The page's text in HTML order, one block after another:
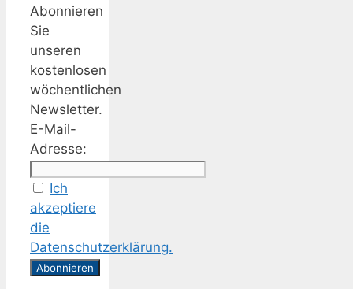
Abonnieren
Sie
unseren
kostenlosen
wöchentlichen
Newsletter.
E-Mail-
Adresse:
Ich
akzeptiere
die
Datenschutzerklärung.